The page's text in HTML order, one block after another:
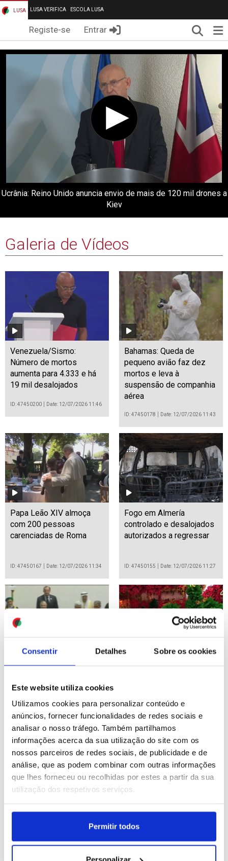
Consentir Detalhes Sobre os cookies
Este website utiliza cookies
Utilizamos cookies para personalizar conteúdo e
anúncios, fornecer funcionalidades de redes sociais e
analisar o nosso tráfego. Também partilhamos
informações acerca da sua utilização do site com os
nossos parceiros de redes sociais, de publicidade e de
análise, que as podem combinar com outras informações
que lhes forneceu ou recolhidas por estes a partir da sua
utilização dos respetivos serviços.
Permitir todos
LUSA LUSA VERIFICA ESCOLA LUSA
Registe-se Entrar
Ucrânia: Reino Unido anuncia envio de mais de 120 mil drones a
Kiev
Galeria de Vídeos
Venezuela/Sismo:
Número de mortos
aumenta para 4.333 e há
19 mil desalojados
ID: 47450200 Date: 12/07/2026 11:46
Bahamas: Queda de
pequeno avião faz dez
mortos e leva à
suspensão de companhia
aérea
ID: 47450178 Date: 12/07/2026 11:43
Papa Leão XIV almoça
com 200 pessoas
carenciadas de Roma
ID: 47450167 Date: 12/07/2026 11:34
Fogo em Almería
controlado e desalojados
autorizados a regressar
ID: 47450155 Date: 12/07/2026 11:27
Qatar anuncia morte do
ID: 47450137 Date: 12/07/2026 11:19
Campo Maior (editado)
ID: 47437468 Date: 12/07/2026 05:00
BE defende que Fernando
condições” para continuar
ministro (editado)
abate de 178 drones
ucranianos, Kiev denuncia